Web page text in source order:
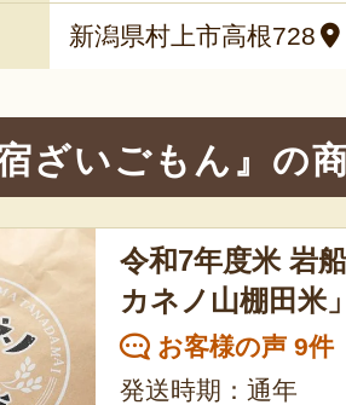
新潟県村上市高根728
宿ざいごもん』の
令和7年度米 岩
カネノ山棚田米
お客様の声 9件
発送時期：通年